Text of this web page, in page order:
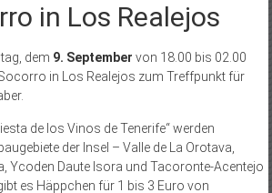
in Los Realejos
dem 9. September von 18.00 bis 02.00
in Los Realejos zum Treffpunkt für
de los Vinos de Tenerife“ werden
der Insel – Valle de La Orotava,
Ycoden Daute Isora und Tacoronte-Acentejo
es Häppchen für 1 bis 3 Euro von